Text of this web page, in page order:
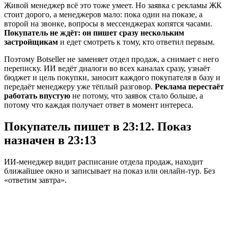
Живой менеджер всё это тоже умеет. Но заявка с рекламы ЖК
стоит дорого, а менеджеров мало: пока один на показе, а
второй на звонке, вопросы в мессенджерах копятся часами.
Покупатель не ждёт: он пишет сразу нескольким
застройщикам и едет смотреть к тому, кто ответил первым.
Поэтому Botseller не заменяет отдел продаж, а снимает с него
переписку. ИИ ведёт диалоги во всех каналах сразу, узнаёт
бюджет и цель покупки, заносит каждого покупателя в базу и
передаёт менеджеру уже тёплый разговор. Реклама перестаёт
работать впустую не потому, что заявок стало больше, а
потому что каждая получает ответ в момент интереса.
Покупатель пишет в 23:12. Показ
назначен в 23:13
ИИ-менеджер видит расписание отдела продаж, находит
ближайшее окно и записывает на показ или онлайн-тур. Без
«ответим завтра».